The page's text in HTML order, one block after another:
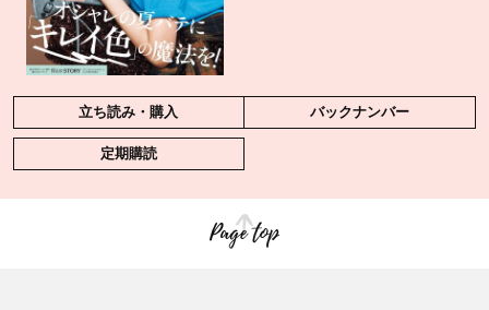
立ち読み・購入 バックナンバー
定期購読
Page top